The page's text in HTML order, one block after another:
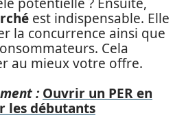
est indispensable. Elle
la concurrence ainsi que
Cela
au mieux votre offre.
: Ouvrir un PER en
les débutants